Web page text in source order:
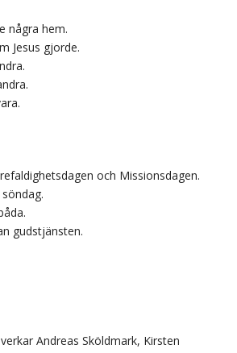
några hem.
Jesus gjorde.
och Missionsdagen.
gudstjänsten.
Andreas Sköldmark, Kirsten